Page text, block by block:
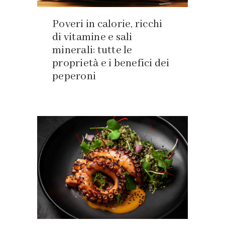
Poveri in calorie, ricchi
di vitamine e sali
minerali: tutte le
proprietà e i benefici dei
peperoni